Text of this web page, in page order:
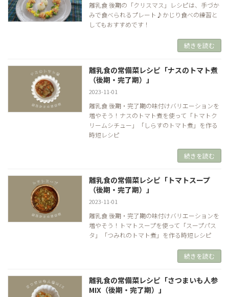
離乳食 後期の「クリスマス」レシピは、手づか
みで食べられるプレート♪かじり食べの練習と
してもおすすめです！
続きを読む
離乳食の常備菜レシピ「ナスのトマト煮
（後期・完了期）」
2023-11-01
離乳食 後期・完了期の味付けバリエーションを
増やそう！ナスのトマト煮を使って「トマトク
リームシチュー」「しらすのトマト煮」を作る
時短レシピ
続きを読む
離乳食の常備菜レシピ「トマトスープ
（後期・完了期）」
2023-11-01
離乳食 後期・完了期の味付けバリエーションを
増やそう！トマトスープを使って「スープパス
タ」「つみれのトマト煮」を作る時短レシピ
続きを読む
離乳食の常備菜レシピ「さつまいも人参
MIX（後期・完了期）」